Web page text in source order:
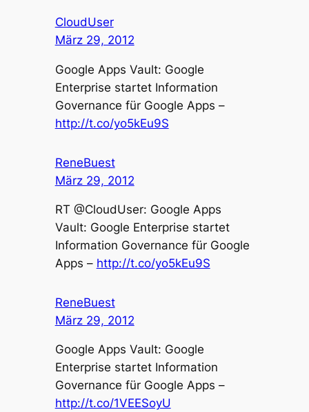
CloudUser
März 29, 2012
Google Apps Vault: Google
Enterprise startet Information
Governance für Google Apps –
http://t.co/yo5kEu9S
ReneBuest
März 29, 2012
RT @CloudUser: Google Apps
Vault: Google Enterprise startet
Information Governance für Google
Apps – http://t.co/yo5kEu9S
ReneBuest
März 29, 2012
Google Apps Vault: Google
Enterprise startet Information
Governance für Google Apps –
http://t.co/1VEESoyU